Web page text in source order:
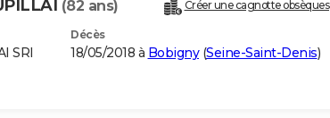
(82 ans) Créer une cagnotte obsèques
SRI
Décès
18/05/2018 à Bobigny(Seine-Saint-Denis)